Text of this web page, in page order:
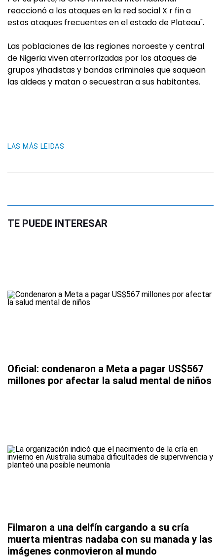
reaccionó a los ataques en la red social X r fin a
estos ataques frecuentes en el estado de Plateau".
Las poblaciones de las regiones noroeste y central
de Nigeria viven aterrorizadas por los ataques de
grupos yihadistas y bandas criminales que saquean
las aldeas y matan o secuestran a sus habitantes.
LAS MÁS LEIDAS
TE PUEDE INTERESAR
Oficial: condenaron a Meta a pagar US$567
millones por afectar la salud mental de niños
Filmaron a una delfín cargando a su cría
muerta mientras nadaba con su manada y las
imágenes conmovieron al mundo